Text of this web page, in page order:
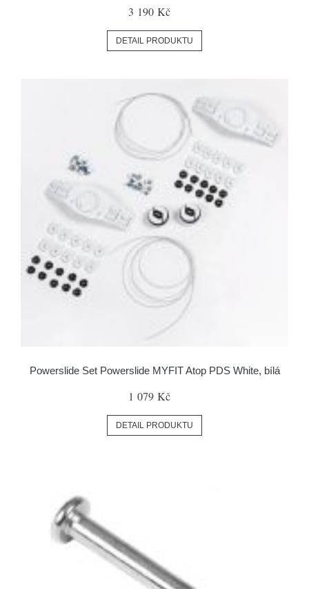
3 190 Kč
DETAIL PRODUKTU
Powerslide Set Powerslide MYFIT Atop PDS White, bílá
1 079 Kč
DETAIL PRODUKTU